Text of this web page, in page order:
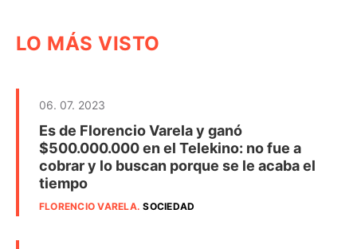
LO MÁS VISTO
06. 07. 2023
Es de Florencio Varela y ganó
$500.000.000 en el Telekino: no fue a
cobrar y lo buscan porque se le acaba el
tiempo
FLORENCIO VARELA.SOCIEDAD